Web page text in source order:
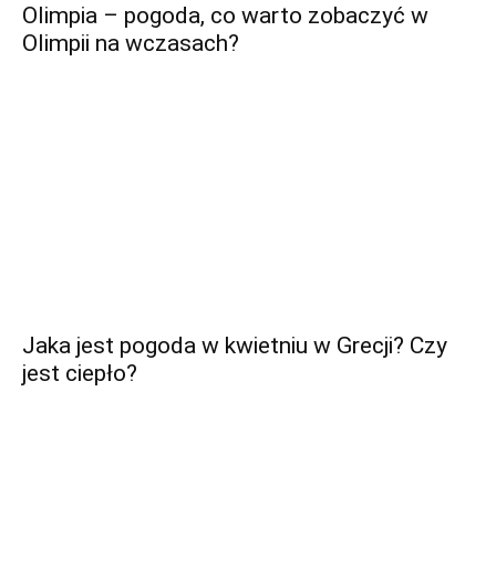
Olimpia – pogoda, co warto zobaczyć w
Olimpii na wczasach?
Jaka jest pogoda w kwietniu w Grecji? Czy
jest ciepło?